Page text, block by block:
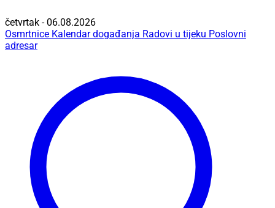
četvrtak - 06.08.2026
Osmrtnice Kalendar događanja Radovi u tijeku Poslovni
adresar